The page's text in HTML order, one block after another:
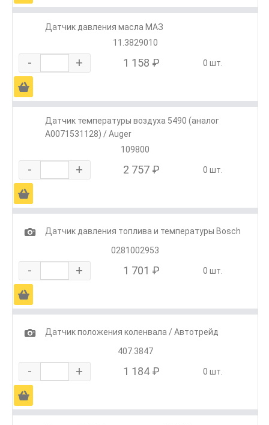
Датчик давления масла МАЗ
11.3829010
- + 1 158 ₽ 0 шт.
Ä
Датчик температуры воздуха 5490 (аналог
A0071531128) / Auger
109800
- + 2 757 ₽ 0 шт.
Ä
1
Датчик давления топлива и температуры Bosch
0281002953
- + 1 701 ₽ 0 шт.
Ä
1
Датчик положения коленвала / Автотрейд
407.3847
- + 1 184 ₽ 0 шт.
Ä